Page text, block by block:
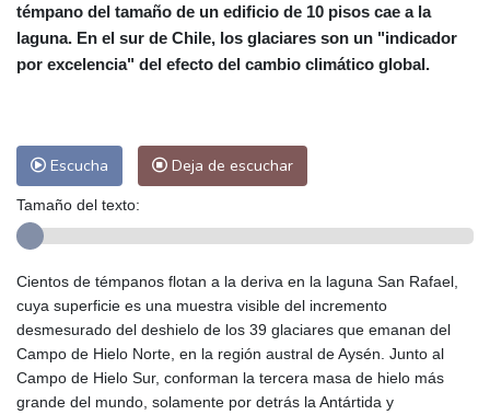
témpano del tamaño de un edificio de 10 pisos cae a la
laguna. En el sur de Chile, los glaciares son un "indicador
por excelencia" del efecto del cambio climático global.
Escucha Deja de escuchar
Tamaño del texto:
Cientos de témpanos flotan a la deriva en la laguna San Rafael,
cuya superficie es una muestra visible del incremento
desmesurado del deshielo de los 39 glaciares que emanan del
Campo de Hielo Norte, en la región austral de Aysén. Junto al
Campo de Hielo Sur, conforman la tercera masa de hielo más
grande del mundo, solamente por detrás la Antártida y